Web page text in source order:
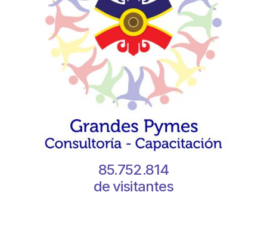
85.752.814
de visitantes